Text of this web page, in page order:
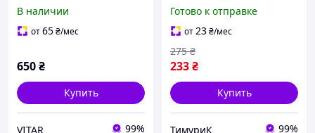
цветная.
В наличии
от65₴/мес
650₴
Купить
VITAR 99%
бат-ке, в пробке, 17-18,5-
10,5см
Готово к отправке
от23₴/мес
233₴
275 ₴
Купить
ТимуриК 99%